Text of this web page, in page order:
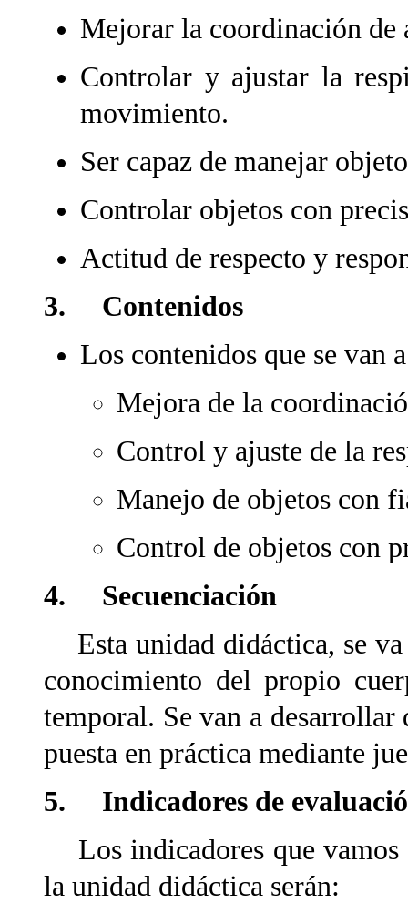
Mejorar la coordinación de
Controlar y ajustar la
movimiento.
Ser capaz de manejar
Controlar objetos con
Actitud de respecto y
3.
Contenidos
Los contenidos que se van
Mejora de la
Control y ajuste de la
Manejo de objetos con
Control de objetos con
4. Secuenciación
Esta unidad didáctica, se va
conocimiento del propio
temporal. Se van a desarrollar
puesta en práctica mediante
5. Indicadores de
Los indicadores que vamos
la unidad didáctica serán: